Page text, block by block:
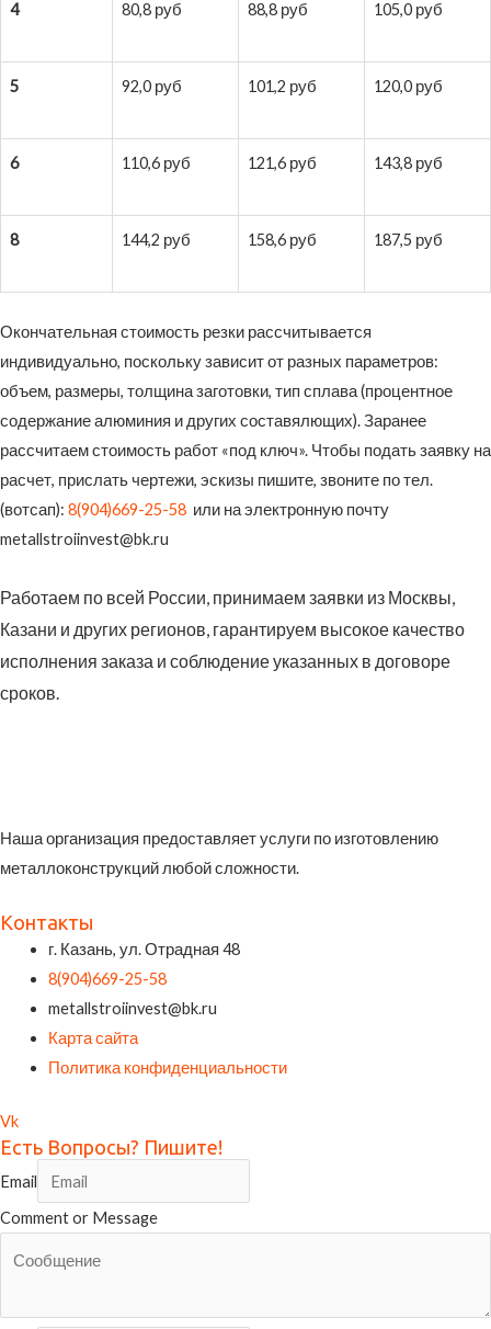
4 80,8 руб 88,8 руб 105,0 руб
5 92,0 руб 101,2 руб 120,0 руб
6 110,6 руб 121,6 руб 143,8 руб
8 144,2 руб 158,6 руб 187,5 руб
Окончательная стоимость резки рассчитывается
индивидуально, поскольку зависит от разных параметров:
объем, размеры, толщина заготовки, тип сплава (процентное
содержание алюминия и других составялющих). Заранее
рассчитаем стоимость работ «под ключ». Чтобы подать заявку на
расчет, прислать чертежи, эскизы пишите, звоните по тел.
(вотсап): 8(904)669-25-58 или на электронную почту
metallstroiinvest@bk.ru
Работаем по всей России, принимаем заявки из Москвы,
Казани и других регионов, гарантируем высокое качество
исполнения заказа и соблюдение указанных в договоре
сроков.
Наша организация предоставляет услуги по изготовлению
металлоконструкций любой сложности.
Контакты
г. Казань, ул. Отрадная 48
8(904)669-25-58
metallstroiinvest@bk.ru
Карта сайта
Политика конфиденциальности
Vk
Есть Вопросы? Пишите!
Email
Comment or Message